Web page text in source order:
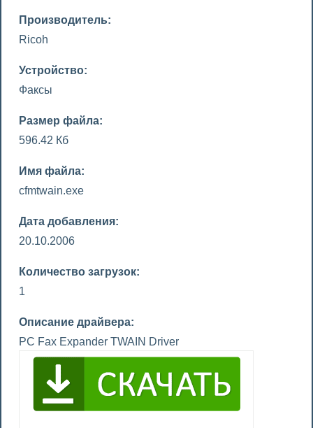
Производитель:
Ricoh
Устройство:
Факсы
Размер файла:
596.42 Кб
Имя файла:
cfmtwain.exe
Дата добавления:
20.10.2006
Количество загрузок:
1
Описание драйвера:
PC Fax Expander TWAIN Driver